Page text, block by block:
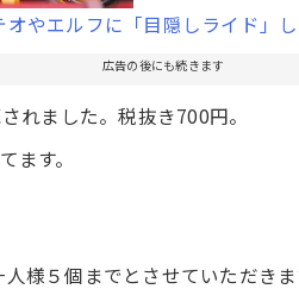
オやエルフに「目隠しライド」
広告の後にも続きます
れました。税抜き700円。
す。
様５個までとさせていただき